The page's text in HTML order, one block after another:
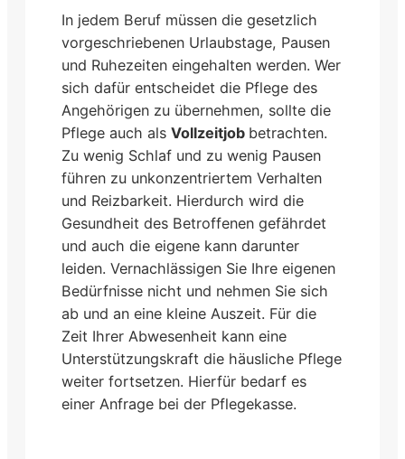
In jedem Beruf müssen die gesetzlich
vorgeschriebenen Urlaubstage, Pausen
und Ruhezeiten eingehalten werden. Wer
sich dafür entscheidet die Pflege des
Angehörigen zu übernehmen, sollte die
Pflege auch als Vollzeitjob betrachten.
Zu wenig Schlaf und zu wenig Pausen
führen zu unkonzentriertem Verhalten
und Reizbarkeit. Hierdurch wird die
Gesundheit des Betroffenen gefährdet
und auch die eigene kann darunter
leiden. Vernachlässigen Sie Ihre eigenen
Bedürfnisse nicht und nehmen Sie sich
ab und an eine kleine Auszeit. Für die
Zeit Ihrer Abwesenheit kann eine
Unterstützungskraft die häusliche Pflege
weiter fortsetzen. Hierfür bedarf es
einer Anfrage bei der Pflegekasse.